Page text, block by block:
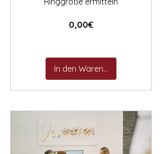
0,00€Preis
In den Warenkorb